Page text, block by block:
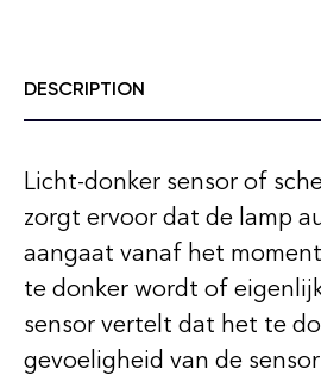
DESCRIPTION
Licht-donker sensor of
zorgt ervoor dat de lamp
aangaat vanaf het
te donker wordt of
sensor vertelt dat het te
gevoeligheid van de